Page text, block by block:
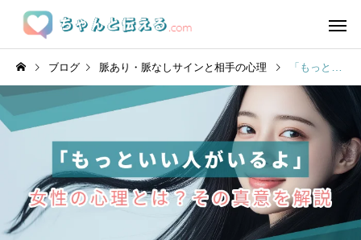
ブログ 脈あり・脈なしサインと相手の心理 「もっといい人がいるよ」と言う女性の心理とは？その真意を解説